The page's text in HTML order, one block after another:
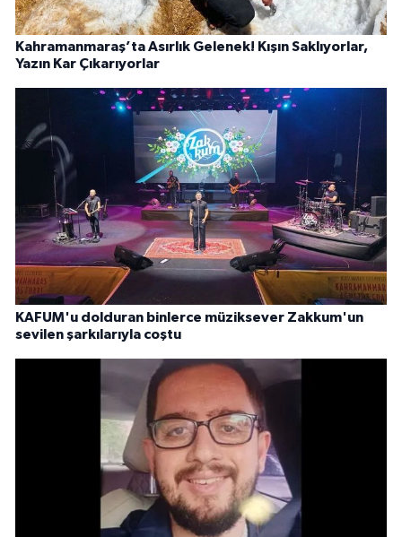
Kahramanmaraş’ta Asırlık Gelenek! Kışın Saklıyorlar,
Yazın Kar Çıkarıyorlar
KAFUM'u dolduran binlerce müziksever Zakkum'un
sevilen şarkılarıyla coştu